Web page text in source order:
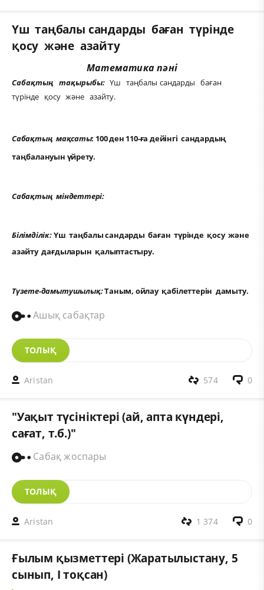
Үш таңбалы сандарды баған түрінде
қосу және азайту
Математика пәні
Сабақтың тақырыбы:Үш таңбалы сандарды баған
түрінде қосу және азайту.
Сабақтың мақсаты: 100 ден 110-ға дейінгі сандардың
таңбалануын үйрету.
Сабақтың міндеттері:
Білімділік:Үш таңбалы сандарды баған түрінде қосу және
азайту дағдыларын қалыптастыру.
Түзете-дамытушылық:Таным, ойлау қабілеттерін дамыту.
Ашық сабақтар
ТОЛЫҚ
Aristan 0
574
"Уақыт түсініктері (ай, апта күндері,
сағат, т.б.)"
Сабақ жоспары
ТОЛЫҚ
Aristan 0
1 374
Ғылым қызметтері (Жаратылыстану, 5
сынып, I тоқсан)